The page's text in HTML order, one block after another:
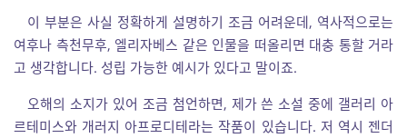
이 부분은 사실 정확하게 설명하기 조금 어려운데, 역사적으로는
여후나 측천무후, 엘리자베스 같은 인물을 떠올리면 대충 통할 거라
고 생각합니다. 성립 가능한 예시가 있다고 말이죠.
오해의 소지가 있어 조금 첨언하면, 제가 쓴 소설 중에 갤러리 아
르테미스와 개러지 아프로디테라는 작품이 있습니다. 저 역시 젠더